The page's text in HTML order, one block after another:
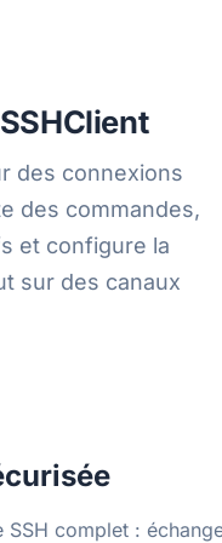
des connexions
des commandes,
et configure la
sur des canaux
complet :